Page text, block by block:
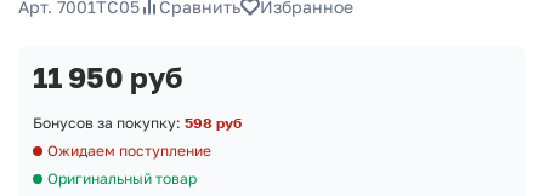
Арт. 7001TC05 Сравнить Избранное
11 950 руб
Бонусов за покупку: 598 руб
Ожидаем поступление
Оригинальный товар